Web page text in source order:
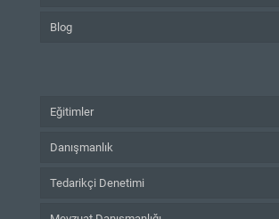
Blog
Eğitimler
Danışmanlık
Tedarikçi Denetimi